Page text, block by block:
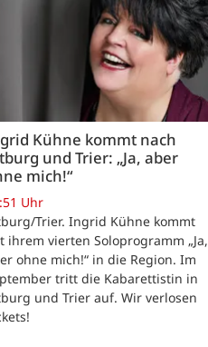
Kühne kommt nach
und Trier: „Ja, aber
mich!“
Uhr
Trier. Ingrid Kühne kommt
ihrem vierten Soloprogramm „Ja,
ohne mich!“ in die Region. Im
tritt die Kabarettistin in
und Trier auf. Wir verlosen